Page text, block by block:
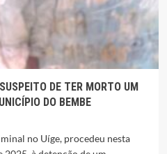
DE TER MORTO UM
DO BEMBE
no Uíge, procedeu nesta